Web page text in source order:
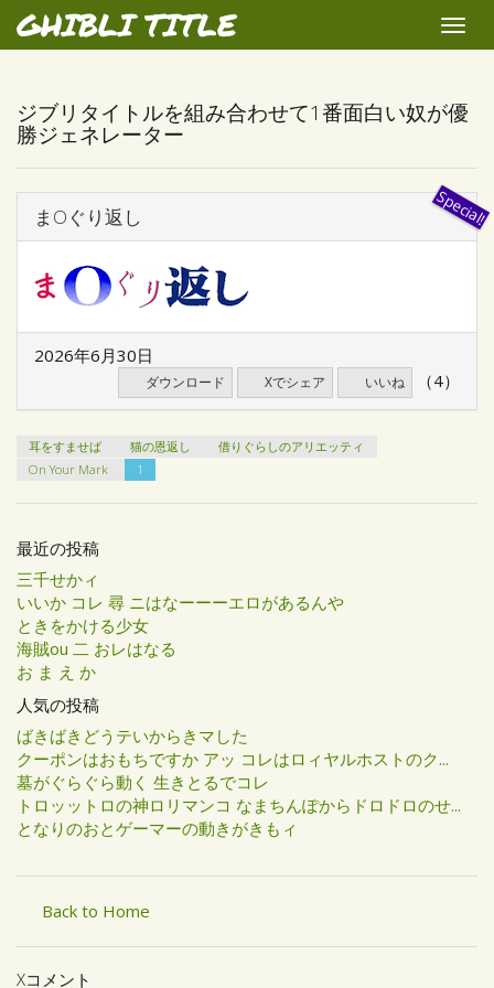
GHIBLI TITLE
Toggle
ジブリタイトルを組み合わせて1番面白い奴が優
勝ジェネレーター
まOぐり返し
2026年6月30日
ダウンロード Xでシェア いいね （4）
耳をすませば 猫の恩返し
借りぐらしのアリエッティ
On Your Mark
1
最近の投稿
三千せかィ
いいか コレ 尋 ニはなーーーエロがあるんや
ときをかける少女
海賊ou 二 おレはなる
お ま え か
人気の投稿
ばきばきどうテいからきマした
クーポンはおもちですか アッ コレはロィヤルホストのク...
墓がぐらぐら動く 生きとるでコレ
トロッットロの神ロリマンコ なまちんぽからドロドロのせ...
となりのおとゲーマーの動きがきもィ
Back to Home
Xコメント